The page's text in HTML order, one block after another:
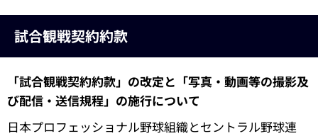
試合観戦契約約款
「試合観戦契約約款」の改定と「写真・動画等の撮影及
び配信・送信規程」の施行について
日本プロフェッショナル野球組織とセントラル野球連